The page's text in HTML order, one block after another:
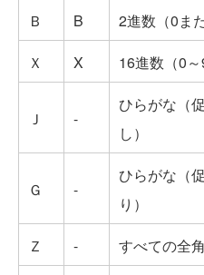
Ｂ B
2進数（0ま
Ｘ
X 16進数（0～
Ｊ -
ひらがな（
し）
Ｇ -
ひらがな（
り）
Ｚ
-
すべての全